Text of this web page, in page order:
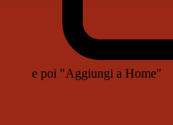
e poi "Aggiungi a Home"